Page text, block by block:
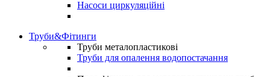
Насоси циркуляційні
Труби&Фітинги
Труби металопластикові
Труби для опалення водопостачання